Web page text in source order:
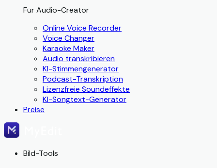
Für Audio-Creator
Online Voice Recorder
Voice Changer
Karaoke Maker
Audio transkribieren
KI-Stimmengenerator
Podcast-Transkription
Lizenzfreie Soundeffekte
KI-Songtext-Generator
Preise
Bild-Tools